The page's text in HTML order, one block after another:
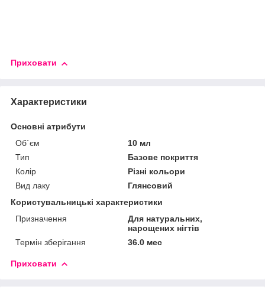
Приховати
Характеристики
Основні атрибути
Об`єм
10 мл
Тип
Базове покриття
Колір
Різні кольори
Вид лаку
Глянсовий
Користувальницькі характеристики
Призначення
Для натуральних,
нарощених нігтів
Термін зберігання
36.0 мес
Приховати